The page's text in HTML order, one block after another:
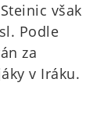
však
Podle
za
v Iráku.